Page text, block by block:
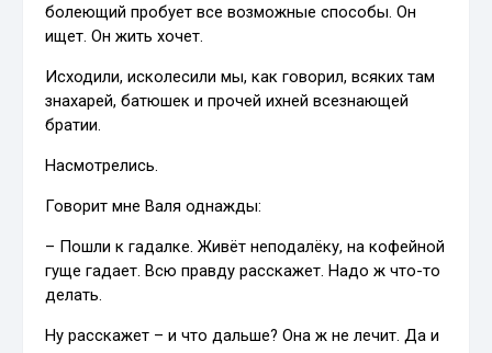
болеющий пробует все возможные способы. Он
ищет. Он жить хочет.
Исходили, исколесили мы, как говорил, всяких там
знахарей, батюшек и прочей ихней всезнающей
братии.
Насмотрелись.
Говорит мне Валя однажды:
– Пошли к гадалке. Живёт неподалёку, на кофейной
гуще гадает. Всю правду расскажет. Надо ж что-то
делать.
Ну расскажет – и что дальше? Она ж не лечит. Да и